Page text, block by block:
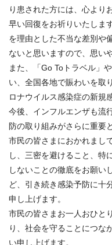
り患された方には、心より
早い回復をお祈りいたしま
を理由とした不当な差別や
ないと思いますので、思い
また、「Go Toトラベル」
い、全国各地で賑わいを取
ロナウイルス感染症の新規
今後、インフルエンザも流
防の取り組みがさらに重要
市民の皆さまにおかれまし
し、三密を避けること、特
しないことの徹底をお願い
ど、引き続き感染予防に十
申し上げます。
市民の皆さまお一人おひと
り、社会を守ることにつな
い申し上げます。